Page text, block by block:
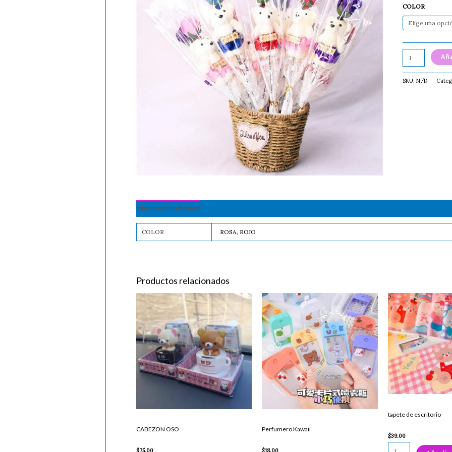
COLOR
SKU:N/D
Información adicional
COLOR ROSA, ROJO
Productos relacionados
CABEZON OSO
$75.00
CABEZON
OSO
cantidad
Perfumero Kawaii
$18.00
Perfumero
Kawaii
cantidad
tapete de escritorio
$39.00
tapete
de
escritorio
cantidad